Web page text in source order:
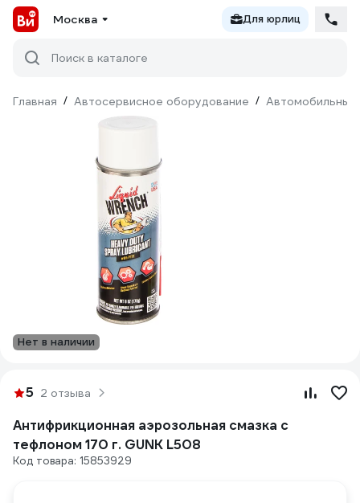
Москва Для юрлиц
Поиск в каталоге
Главная / Автосервисное оборудование / Автомобильные
Нет в наличии
5 2 отзыва
Антифрикционная аэрозольная смазка с
тефлоном 170 г. GUNK L508
Код товара: 15853929